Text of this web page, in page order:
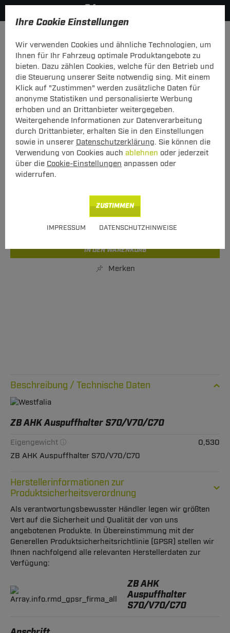
Ihre Cookie Einstellungen
Wir verwenden Cookies und ähnliche Technologien, um
Ihnen für Ihr Fahrzeug optimale Produktangebote zu
bieten. Dazu zählen Cookies, welche für den Betrieb und
die Steuerung unserer Seite notwendig sing. Mit einem
Klick auf "Zustimmen" werden zusätzliche Daten für
anonyme Statistiken und personalisierte Werbung
erhoben und an Drittanbieter weitergegeben.
Weitergehende Informationen zur Datenverarbeitung
durch Drittanbieter, erhalten Sie in den Einstellungen
sowie in unserer Datenschutzerklärung. Sie können die
Verwendung von Cookies auch ablehnen oder jederzeit
über die Cookie-Einstellungen anpassen oder
widerrufen.
IMPRESSUM DATENSCHUTZHINWEISE
ZUSTIMMEN
vorheriger Artikel nächster Artikel
ZB AHK Auspuffhalter S70/V70/C70
ZB AHK Auspuffhalter S70/V70/C70
Art.-Nr.
T24ZT282-1
Unser Preis
Express Lieferung
IN DEN WARENKORB
Merken
Technische Daten
ZB AHK Auspuffhalter S70/V70/C70
Eigengewicht
0,530
ZB AHK Auspuffhalter S70/V70/C70
Herstellerinformationen zur
Produktsicherheitsverordnung
Als verantwortungsbewusster Händler legen wir größten
Vert auf die Sicherheit und Qualität der von uns
angebotenen Produkte. In Übereinstimmung mit der
Generellen Produktsicherheitsrichtlinie (GPSR) stellen wir
Ihnen nachfolgend alle relevanten Herstellerdaten zur
Verfügung:
ZB AHK
Auspuffhalter
S70/V70/C70